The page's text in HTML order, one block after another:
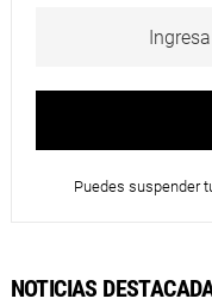
Puedes suspender
NOTICIAS